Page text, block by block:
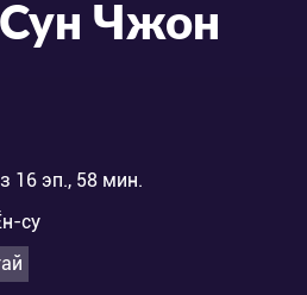
Чжон
16 эп., 58 мин.
су